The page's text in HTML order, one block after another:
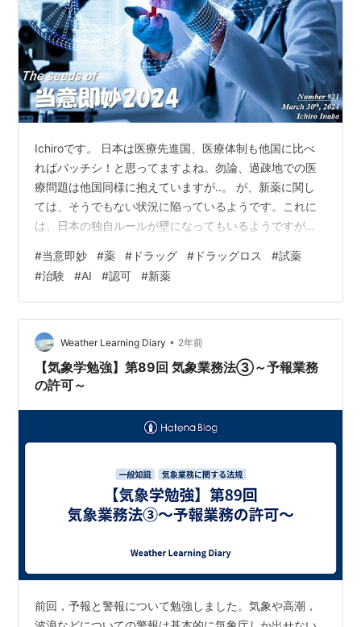
Ichiroです。 日本は医療先進国、医療体制も他国に比べ
ればバッチシ！と思ってますよね。勿論、過疎地での医
療問題は他国同様に抱えていますが..。 が、新薬に関し
ては、そうでもない状況に陥っているようです。これに
は、日本の独自ルールが壁になってもいるようですが、
れてもいないようでして..。 誤った薬による被害は確か
に避けねばなりませんが、せっかく開発された薬を使う
こともできないってのは、やっぱり惜しいですよね。早
期の改善を心より願いたいものです。 春の長雨、なんて
余り聞きませんが、この1週間はよく降りました。そし
て、一気に20℃近くの気温、一気…
#当意即妙 #薬 # ドラッグ # ドラッグロス #試薬
#治験 #AI #認可 #新薬
Weather Learning Diary • 2年前
【気象学勉強】第89回 気象業務法③～予報業務
の許可～
前回，予報と警報について勉強しました。気象や高潮，